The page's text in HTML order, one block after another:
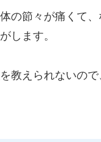
の節々が痛くて
します。
教えられないの